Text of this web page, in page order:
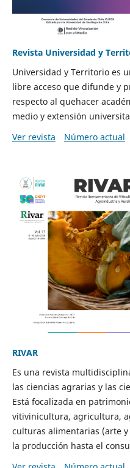
Revista Universidad y
Universidad y Territorio es
libre acceso que difunde y
respecto al quehacer
medio y extensión
Ver revista
Número actual
RIVAR
Es una revista
las ciencias agrarias y las
Está focalizada en
vitivinicultura, agricultura,
culturas alimentarias (arte
la producción hasta el